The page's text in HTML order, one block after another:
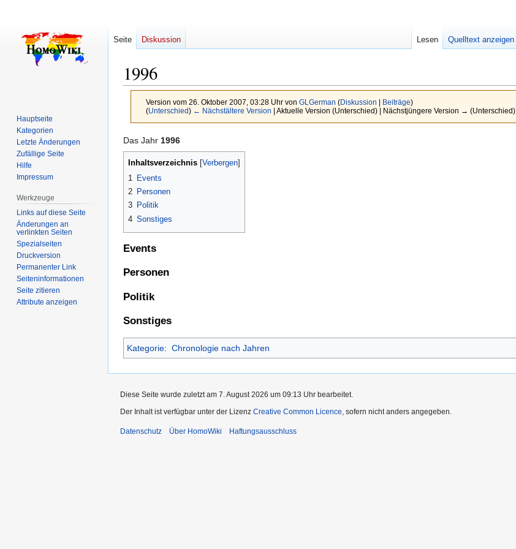
1996
Version vom 26. Oktober 2007, 03:28 Uhr von GLGerman (Diskussion Beiträge)
(Unterschied) ← Nächstältere Version | Aktuelle Version (Unterschied) | Nächstjüngere Version → (Unterschied)
Zur
Navigation
springen
Zur
Suche
springen
Das Jahr 1996
Inhaltsverzeichnis
1
Events
2 Personen
3 Politik
4 Sonstiges
Events
Personen
Politik
Sonstiges
Kategorie: Chronologie nach Jahren
Seite Diskussion Lesen Quelltext anzeigen
Hauptseite
Kategorien
Letzte Änderungen
Zufällige Seite
Hilfe
Impressum
Werkzeuge
Links auf diese Seite
Änderungen an
verlinkten Seiten
Spezialseiten
Druckversion
Permanenter Link
Seiten­­informationen
Seite zitieren
Attribute anzeigen
Diese Seite wurde zuletzt am 7. August 2026 um 09:13 Uhr bearbeitet.
Der Inhalt ist verfügbar unter der Lizenz Creative Common Licence, sofern nicht anders angegeben.
Datenschutz Über HomoWiki Haftungsausschluss